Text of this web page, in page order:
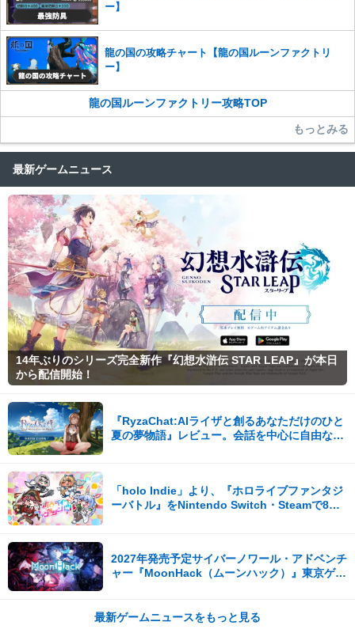
ー】
龍の国の攻略チャート【龍の国ルーンファクトリ
ー】
龍の国ルーンファクトリー攻略TOP
もっとみる
最新ゲームニュース
14年ぶりのシリーズ完全新作『幻想水滸伝 STAR LEAP』が本日
から配信開始！
『RyzaChat:AIライザと創るあなただけのひと
夏の夢物語』レビュー。会話を中心に自由な冒
「holo Indie」より、『ホロライブファンタジ
ーバトル』をNintendo Switch・Steamで8月7
2027年発売予定サイバーノワール・アドベンチ
ャー『MoonHack（ムーンハック）』東京ゲー
最新ゲームニュースをもっと見る